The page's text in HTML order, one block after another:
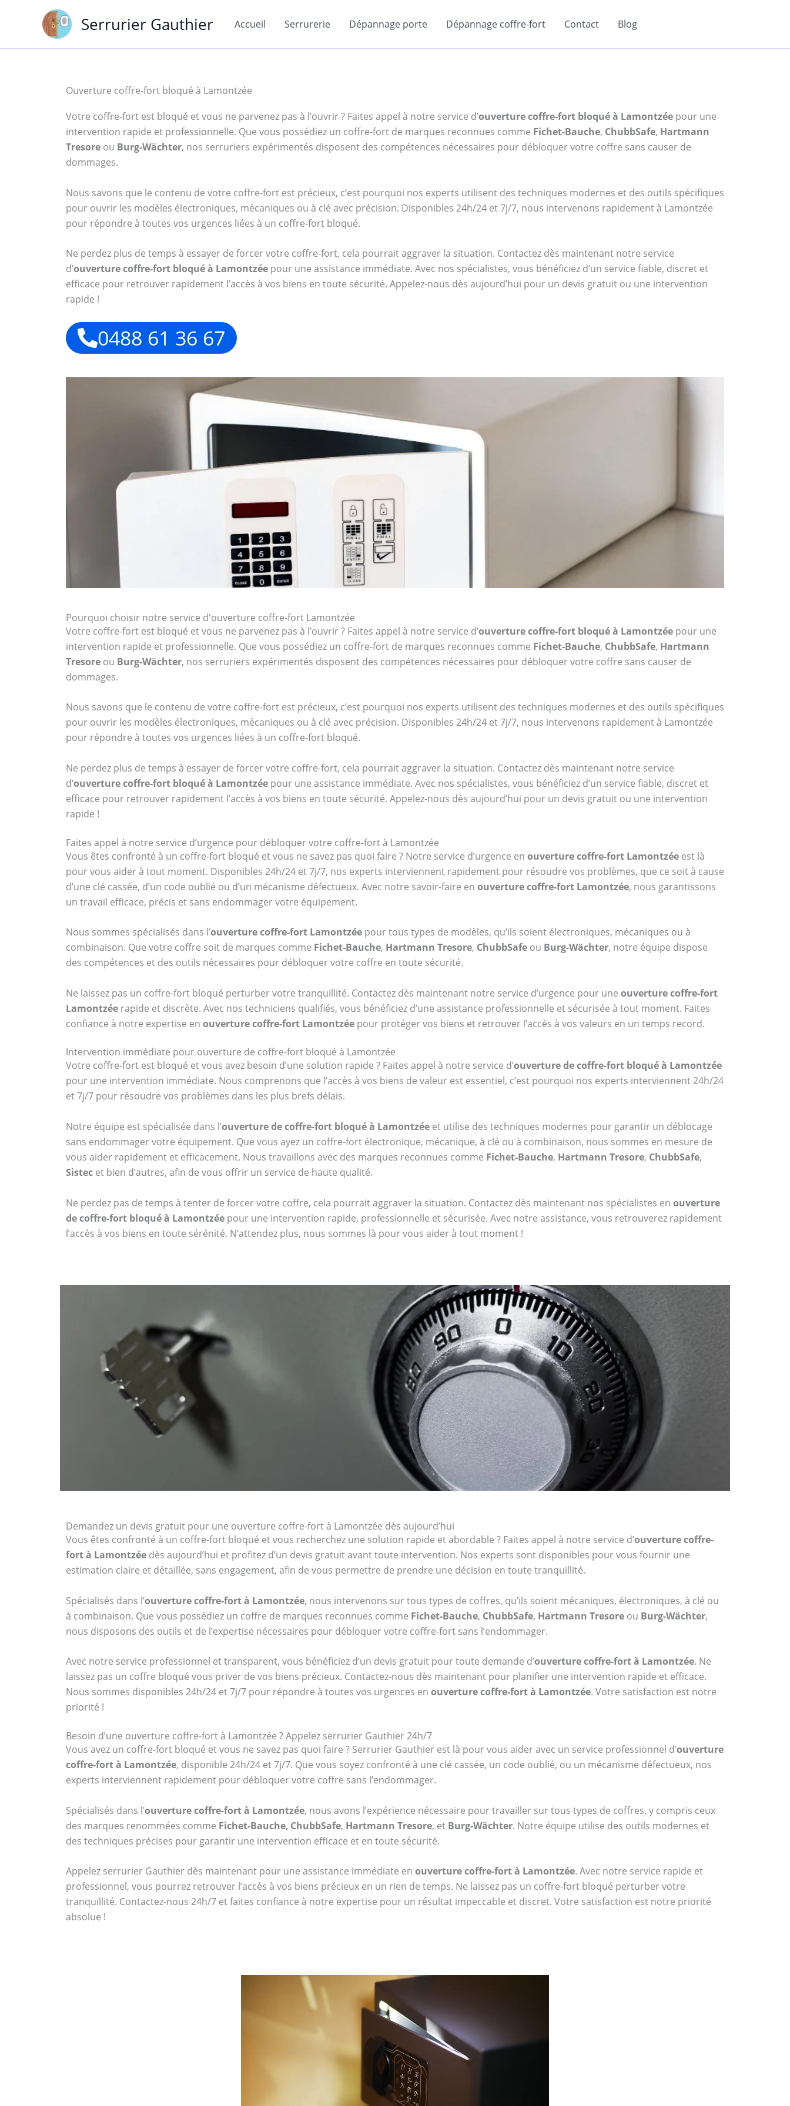
Serrurier Gauthier Accueil Serrurerie Dépannage porte Dépannage coffre-fort Contact Blog
Ouverture coffre-fort bloqué à Lamontzée
Votre coffre-fort est bloqué et vous ne parvenez pas à l’ouvrir ? Faites appel à notre service d’ouverture coffre-fort bloqué à Lamontzée pour une
intervention rapide et professionnelle. Que vous possédiez un coffre-fort de marques reconnues comme Fichet-Bauche, ChubbSafe, Hartmann
Tresore ou Burg-Wächter, nos serruriers expérimentés disposent des compétences nécessaires pour débloquer votre coffre sans causer de
dommages.
Nous savons que le contenu de votre coffre-fort est précieux, c’est pourquoi nos experts utilisent des techniques modernes et des outils spécifiques
pour ouvrir les modèles électroniques, mécaniques ou à clé avec précision. Disponibles 24h/24 et 7j/7, nous intervenons rapidement à Lamontzée
pour répondre à toutes vos urgences liées à un coffre-fort bloqué.
Ne perdez plus de temps à essayer de forcer votre coffre-fort, cela pourrait aggraver la situation. Contactez dès maintenant notre service
d’ouverture coffre-fort bloqué à Lamontzée pour une assistance immédiate. Avec nos spécialistes, vous bénéficiez d’un service fiable, discret et
efficace pour retrouver rapidement l’accès à vos biens en toute sécurité. Appelez-nous dès aujourd’hui pour un devis gratuit ou une intervention
rapide !
0488 61 36 67
Pourquoi choisir notre service d'ouverture coffre-fort Lamontzée
Votre coffre-fort est bloqué et vous ne parvenez pas à l’ouvrir ? Faites appel à notre service d’ouverture coffre-fort bloqué à Lamontzée pour une
intervention rapide et professionnelle. Que vous possédiez un coffre-fort de marques reconnues comme Fichet-Bauche, ChubbSafe, Hartmann
Tresore ou Burg-Wächter, nos serruriers expérimentés disposent des compétences nécessaires pour débloquer votre coffre sans causer de
dommages.
Nous savons que le contenu de votre coffre-fort est précieux, c’est pourquoi nos experts utilisent des techniques modernes et des outils spécifiques
pour ouvrir les modèles électroniques, mécaniques ou à clé avec précision. Disponibles 24h/24 et 7j/7, nous intervenons rapidement à Lamontzée
pour répondre à toutes vos urgences liées à un coffre-fort bloqué.
Ne perdez plus de temps à essayer de forcer votre coffre-fort, cela pourrait aggraver la situation. Contactez dès maintenant notre service
d’ouverture coffre-fort bloqué à Lamontzée pour une assistance immédiate. Avec nos spécialistes, vous bénéficiez d’un service fiable, discret et
efficace pour retrouver rapidement l’accès à vos biens en toute sécurité. Appelez-nous dès aujourd’hui pour un devis gratuit ou une intervention
rapide !
Faites appel à notre service d’urgence pour débloquer votre coffre-fort à Lamontzée
Vous êtes confronté à un coffre-fort bloqué et vous ne savez pas quoi faire ? Notre service d’urgence en ouverture coffre-fort Lamontzée est là
pour vous aider à tout moment. Disponibles 24h/24 et 7j/7, nos experts interviennent rapidement pour résoudre vos problèmes, que ce soit à cause
d’une clé cassée, d’un code oublié ou d’un mécanisme défectueux. Avec notre savoir-faire en ouverture coffre-fort Lamontzée, nous garantissons
un travail efficace, précis et sans endommager votre équipement.
Nous sommes spécialisés dans l’ouverture coffre-fort Lamontzée pour tous types de modèles, qu’ils soient électroniques, mécaniques ou à
combinaison. Que votre coffre soit de marques comme Fichet-Bauche, Hartmann Tresore, ChubbSafe ou Burg-Wächter, notre équipe dispose
des compétences et des outils nécessaires pour débloquer votre coffre en toute sécurité.
Ne laissez pas un coffre-fort bloqué perturber votre tranquillité. Contactez dès maintenant notre service d’urgence pour une ouverture coffre-fort
Lamontzée rapide et discrète. Avec nos techniciens qualifiés, vous bénéficiez d’une assistance professionnelle et sécurisée à tout moment. Faites
confiance à notre expertise en ouverture coffre-fort Lamontzée pour protéger vos biens et retrouver l’accès à vos valeurs en un temps record.
Intervention immédiate pour ouverture de coffre-fort bloqué à Lamontzée
Votre coffre-fort est bloqué et vous avez besoin d’une solution rapide ? Faites appel à notre service d’ouverture de coffre-fort bloqué à Lamontzée
pour une intervention immédiate. Nous comprenons que l’accès à vos biens de valeur est essentiel, c’est pourquoi nos experts interviennent 24h/24
et 7j/7 pour résoudre vos problèmes dans les plus brefs délais.
Notre équipe est spécialisée dans l’ouverture de coffre-fort bloqué à Lamontzée et utilise des techniques modernes pour garantir un déblocage
sans endommager votre équipement. Que vous ayez un coffre-fort électronique, mécanique, à clé ou à combinaison, nous sommes en mesure de
vous aider rapidement et efficacement. Nous travaillons avec des marques reconnues comme Fichet-Bauche, Hartmann Tresore, ChubbSafe,
Sistec et bien d’autres, afin de vous offrir un service de haute qualité.
Ne perdez pas de temps à tenter de forcer votre coffre, cela pourrait aggraver la situation. Contactez dès maintenant nos spécialistes en ouverture
de coffre-fort bloqué à Lamontzée pour une intervention rapide, professionnelle et sécurisée. Avec notre assistance, vous retrouverez rapidement
l’accès à vos biens en toute sérénité. N’attendez plus, nous sommes là pour vous aider à tout moment !
Demandez un devis gratuit pour une ouverture coffre-fort à Lamontzée dès aujourd’hui
Vous êtes confronté à un coffre-fort bloqué et vous recherchez une solution rapide et abordable ? Faites appel à notre service d’ouverture coffre-
fort à Lamontzée dès aujourd’hui et profitez d’un devis gratuit avant toute intervention. Nos experts sont disponibles pour vous fournir une
estimation claire et détaillée, sans engagement, afin de vous permettre de prendre une décision en toute tranquillité.
Spécialisés dans l’ouverture coffre-fort à Lamontzée, nous intervenons sur tous types de coffres, qu’ils soient mécaniques, électroniques, à clé ou
à combinaison. Que vous possédiez un coffre de marques reconnues comme Fichet-Bauche, ChubbSafe, Hartmann Tresore ou Burg-Wächter,
nous disposons des outils et de l’expertise nécessaires pour débloquer votre coffre-fort sans l’endommager.
Avec notre service professionnel et transparent, vous bénéficiez d’un devis gratuit pour toute demande d’ouverture coffre-fort à Lamontzée. Ne
laissez pas un coffre bloqué vous priver de vos biens précieux. Contactez-nous dès maintenant pour planifier une intervention rapide et efficace.
Nous sommes disponibles 24h/24 et 7j/7 pour répondre à toutes vos urgences en ouverture coffre-fort à Lamontzée. Votre satisfaction est notre
priorité !
Besoin d’une ouverture coffre-fort à Lamontzée ? Appelez serrurier Gauthier 24h/7
Vous avez un coffre-fort bloqué et vous ne savez pas quoi faire ? Serrurier Gauthier est là pour vous aider avec un service professionnel d’ouverture
coffre-fort à Lamontzée, disponible 24h/24 et 7j/7. Que vous soyez confronté à une clé cassée, un code oublié, ou un mécanisme défectueux, nos
experts interviennent rapidement pour débloquer votre coffre sans l’endommager.
Spécialisés dans l’ouverture coffre-fort à Lamontzée, nous avons l’expérience nécessaire pour travailler sur tous types de coffres, y compris ceux
des marques renommées comme Fichet-Bauche, ChubbSafe, Hartmann Tresore, et Burg-Wächter. Notre équipe utilise des outils modernes et
des techniques précises pour garantir une intervention efficace et en toute sécurité.
Appelez serrurier Gauthier dès maintenant pour une assistance immédiate en ouverture coffre-fort à Lamontzée. Avec notre service rapide et
professionnel, vous pourrez retrouver l’accès à vos biens précieux en un rien de temps. Ne laissez pas un coffre-fort bloqué perturber votre
tranquillité. Contactez-nous 24h/7 et faites confiance à notre expertise pour un résultat impeccable et discret. Votre satisfaction est notre priorité
absolue !